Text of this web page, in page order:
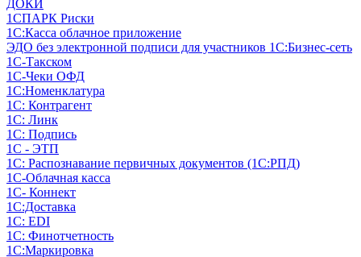
ДОКИ
1СПАРК Риски
1С:Касса облачное приложение
ЭДО без электронной подписи для участников 1С:Бизнес-сеть
1С-Такском
1С-Чеки ОФД
1С:Номенклатура
1С: Контрагент
1С: Линк
1С: Подпись
1С - ЭТП
1С: Распознавание первичных документов (1С:РПД)
1С-Облачная касса
1С- Коннект
1С:Доставка
1С: EDI
1С: Финотчетность
1С:Маркировка